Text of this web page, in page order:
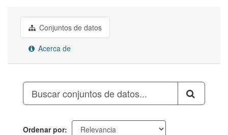
Conjuntos de datos
Acerca de
Ordenar por